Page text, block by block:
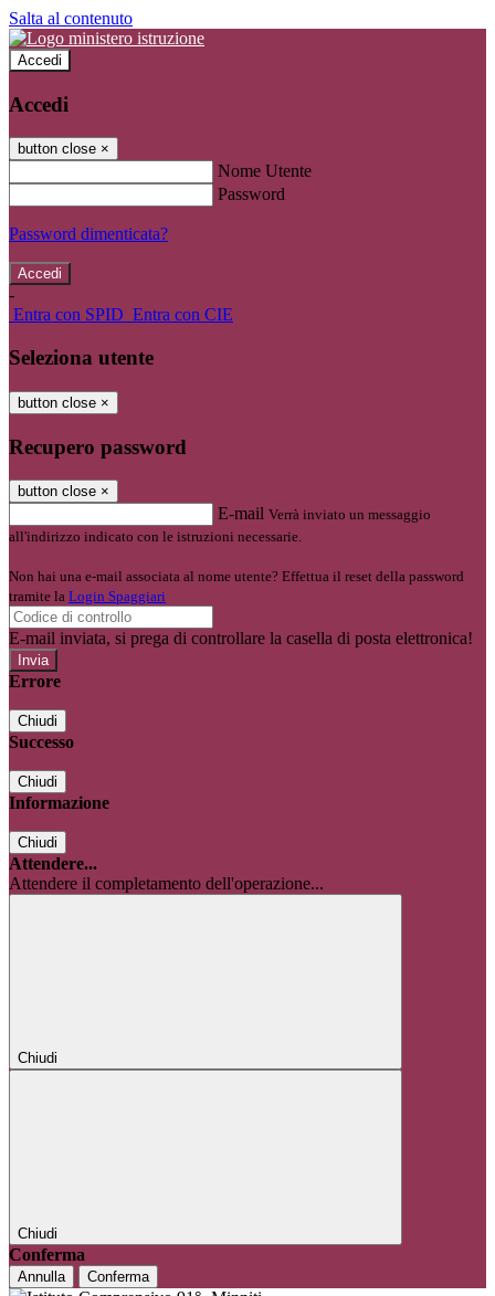
Salta al contenuto
Accedi
Accedi
button close ×
Nome Utente
Password
Password dimenticata?
-
Entra con SPID Entra con CIE
Seleziona utente
button close ×
Recupero password
button close ×
E-mail Verrà inviato un messaggio
all'indirizzo indicato con le istruzioni necessarie.
Non hai una e-mail associata al nome utente? Effettua il reset della password
tramite la Login Spaggiari
E-mail inviata, si prega di controllare la casella di posta elettronica!
Errore
Chiudi
Successo
Chiudi
Informazione
Chiudi
Attendere...
Attendere il completamento dell'operazione...
Chiudi
Chiudi
Conferma
Annulla Conferma